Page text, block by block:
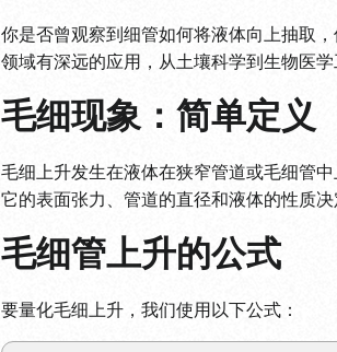
你是否曾观察到细管如何将液体向上抽取
领域有深远的应用，从土壤科学到生物医
毛细现象：简单定义
毛细上升发生在液体在狭窄管道或毛细管
它的表面张力、管道的直径和液体的性质决
毛细管上升的公式
要量化毛细上升，我们使用以下公式：